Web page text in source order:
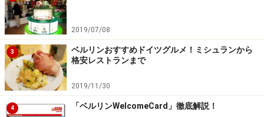
2019/07/08
3
ベルリンおすすめドイツグルメ！ミシュランから
格安レストランまで
2019/11/30
4 「ベルリンWelcomeCard」徹底解説！